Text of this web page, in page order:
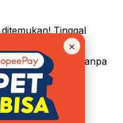
Tinggal
jalan dan gang
ke tempat ini tanpa
×